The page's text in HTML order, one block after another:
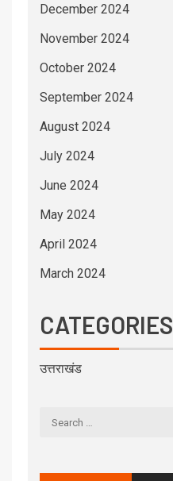
December 2024
November 2024
October 2024
September 2024
August 2024
July 2024
June 2024
May 2024
April 2024
March 2024
CATEGORIES
उत्तराखंड